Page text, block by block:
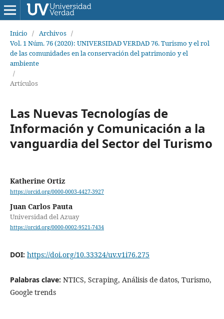
Inicio / Archivos /
Vol. 1 Núm. 76 (2020): UNIVERSIDAD VERDAD 76. Turismo y el rol
de las comunidades en la conservación del patrimonio y el
ambiente
/
Artículos
Las Nuevas Tecnologías de
Información y Comunicación a la
vanguardia del Sector del Turismo
Katherine Ortiz
https://orcid.org/0000-0003-4427-3927
Juan Carlos Pauta
Universidad del Azuay
https://orcid.org/0000-0002-9521-7434
DOI: https://doi.org/10.33324/uv.v1i76.275
Palabras clave: NTICS, Scraping, Análisis de datos, Turismo,
Google trends